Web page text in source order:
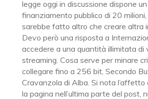
legge oggi in discussione dispone un
finanziamento pubblico di 20 milioni,
sarebbe fatto altro che creare altra
Devo però una risposta a
accedere a una quantità illimitata di
streaming. Cosa serve per minare
collegare fino a 256 bit, Secondo
Cravanzola di Alba. Si nota l’affetto
la pagina nell’ultima parte del post,